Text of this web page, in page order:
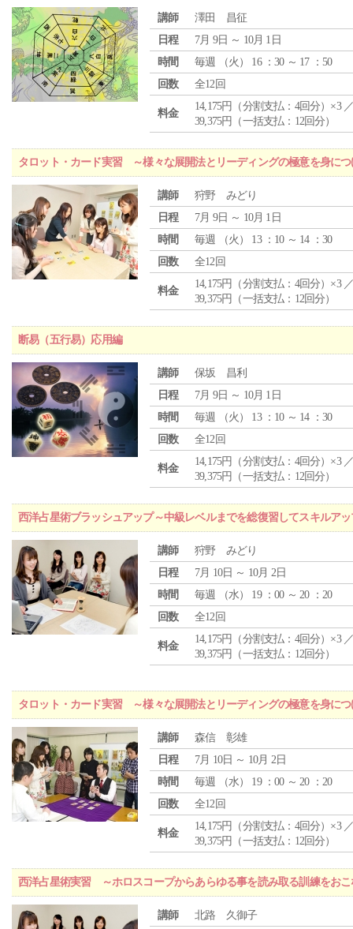
講師
澤田 昌征
日程
7月 9日 ～ 10月 1日
時間
毎週 （火 ） 16 ：30 ～ 17 ：50
回数
全12回
料金
14,175円（分割支払：4回分）×3
39,375円（一括支払：12回分）
タロット・カード実習 ～様々な展開法とリーディングの極意を身につ
講師
狩野 みどり
日程
7月 9日 ～ 10月 1日
時間
毎週 （火 ） 13 ：10 ～ 14 ：30
回数
全12回
料金
14,175円（分割支払：4回分）×3
39,375円（一括支払：12回分）
断易（五行易）応用編
講師
保坂 昌利
日程
7月 9日 ～ 10月 1日
時間
毎週 （火 ） 13 ：10 ～ 14 ：30
回数
全12回
料金
14,175円（分割支払：4回分）×3
39,375円（一括支払：12回分）
西洋占星術ブラッシュアップ～中級レベルまでを総復習してスキルア
講師
狩野 みどり
日程
7月 10日 ～ 10月 2日
時間
毎週 （水） 19 ：00 ～ 20 ：20
回数
全12回
料金
14,175円（分割支払：4回分）×3
39,375円（一括支払：12回分）
タロット・カード実習 ～様々な展開法とリーディングの極意を身につ
講師
森信 彰雄
日程
7月 10日 ～ 10月 2日
時間
毎週 （水） 19 ：00 ～ 20 ：20
回数
全12回
料金
14,175円（分割支払：4回分）×3
39,375円（一括支払：12回分）
西洋占星術実習 ～ホロスコープからあらゆる事を読み取る訓練をおこ
講師 北路 久御子